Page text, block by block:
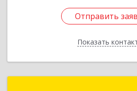
Отправить
Показать
Отправить
Назад